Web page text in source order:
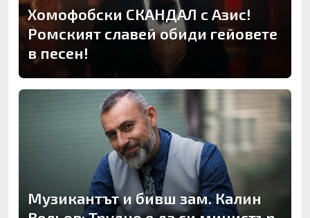
Хомофобски СКАНДАЛ с Азис!
Ромският славей обиди гейовете
в песен!
Музикантът и бивш зам. Калин